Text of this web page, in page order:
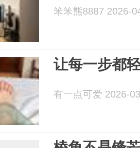
笨笨熊8887 2026-
让每一步都
有一点可爱 2026-